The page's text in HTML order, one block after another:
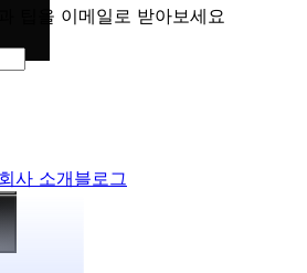
팁을 이메일로 받아보세요
회사 소개블로그